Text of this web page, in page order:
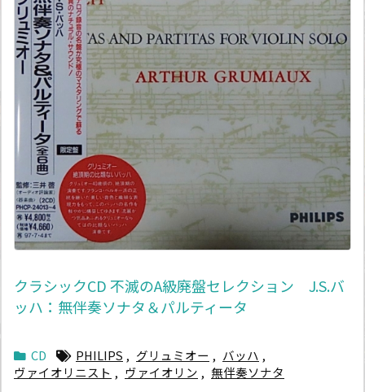
クラシックCD 不滅のA級廃盤セレクション J.S.バ
ッハ：無伴奏ソナタ＆パルティータ
CD PHILIPS , グリュミオー , バッハ ,
ヴァイオリニスト , ヴァイオリン , 無伴奏ソナタ